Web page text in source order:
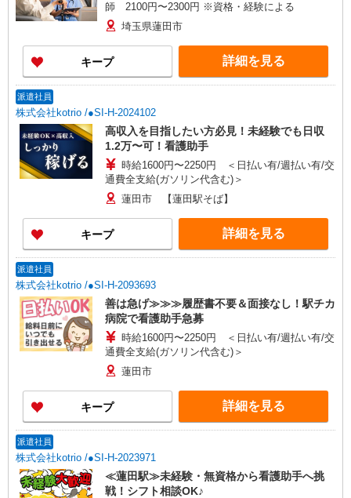
師 2100円〜2300円 ※資格・経験による
埼玉県蓮田市
キープ 詳細を見る
派遣社員
株式会社kotrio /●SI-H-2024102
高収入を目指したい方必見！未経験でも日収
1.2万〜可！看護助手
時給1600円〜2250円 ＜日払い有/週払い有/交
通費全支給(ガソリン代含む)＞
蓮田市 【蓮田駅そば】
キープ 詳細を見る
派遣社員
株式会社kotrio /●SI-H-2093693
善は急げ≫≫≫履歴書不要＆面接なし！駅チカ
病院で看護助手急募
時給1600円〜2250円 ＜日払い有/週払い有/交
通費全支給(ガソリン代含む)＞
蓮田市
キープ 詳細を見る
派遣社員
株式会社kotrio /●SI-H-2023971
≪蓮田駅≫未経験・無資格から看護助手へ挑
戦！シフト相談OK♪